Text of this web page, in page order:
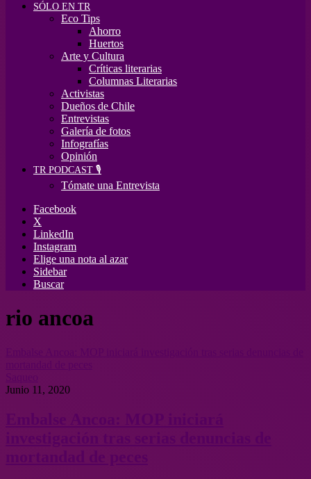
SÓLO EN TR
Eco Tips
Ahorro
Huertos
Arte y Cultura
Críticas literarias
Columnas Literarias
Activistas
Dueños de Chile
Entrevistas
Galería de fotos
Infografías
Opinión
TR PODCAST 🎙️
Tómate una Entrevista
Facebook
X
LinkedIn
Instagram
Elige una nota al azar
Sidebar
Buscar
rio ancoa
Junio 11, 2020